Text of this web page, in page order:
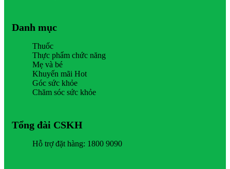
Danh mục
Thuốc
Thực phẩm chức năng
Mẹ và bé
Khuyến mãi Hot
Góc sức khỏe
Chăm sóc sức khỏe
Tổng đài CSKH
Hỗ trợ đặt hàng: 1800 9090